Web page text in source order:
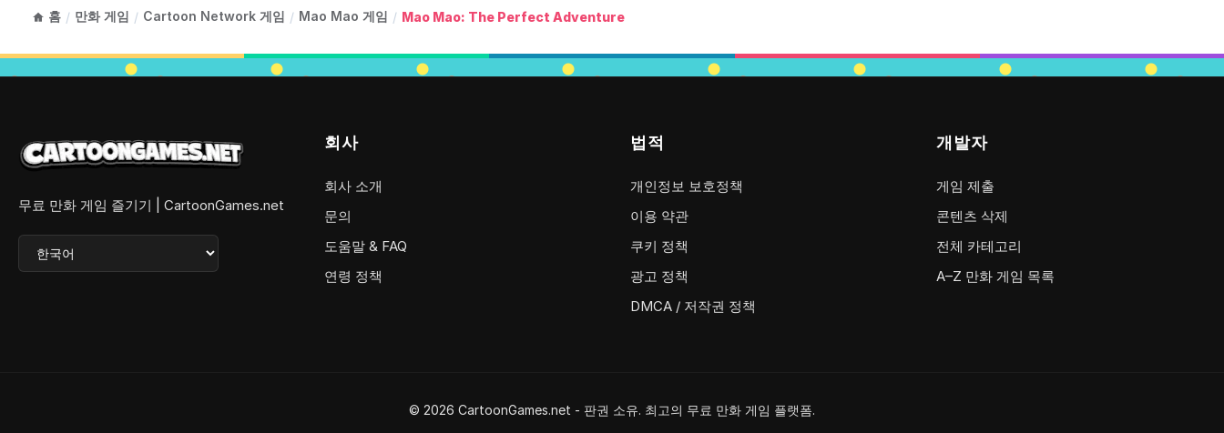
홈 / 만화 게임 / Cartoon Network 게임 / Mao Mao 게임 / Mao Mao: The Perfect Adventure
무료 만화 게임 즐기기 | CartoonGames.net
회사
회사 소개
문의
도움말 & FAQ
연령 정책
법적
개인정보 보호정책
이용 약관
쿠키 정책
광고 정책
DMCA / 저작권 정책
개발자
게임 제출
콘텐츠 삭제
전체 카테고리
A–Z 만화 게임 목록
© 2026 CartoonGames.net - 판권 소유. 최고의 무료 만화 게임 플랫폼.